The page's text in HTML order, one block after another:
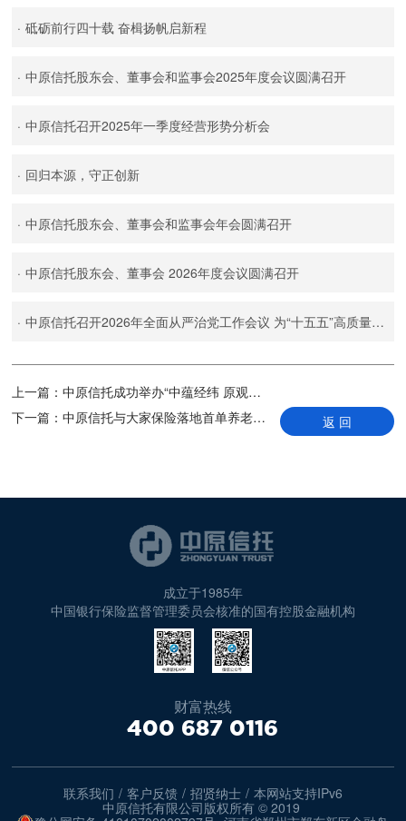
· 砥砺前行四十载 奋楫扬帆启新程
· 中原信托股东会、董事会和监事会2025年度会议圆满召开
· 中原信托召开2025年一季度经营形势分析会
· 回归本源，守正创新
· 中原信托股东会、董事会和监事会年会圆满召开
· 中原信托股东会、董事会 2026年度会议圆满召开
· 中原信托召开2026年全面从严治党工作会议 为“十五五”高质量发展提供坚强政治保障
上一篇：中原信托成功举办“中蕴经纬 原观澜变”投资策略报告会
下一篇：中原信托与大家保险落地首单养老目的保险金信托，建立“信托+养老康养”服务新模式 返 回
成立于1985年
中国银行保险监督管理委员会核准的国有控股金融机构
财富热线
400 687 0116
联系我们 / 客户反馈 / 招贤纳士 / 本网站支持IPv6
中原信托有限公司版权所有 © 2019